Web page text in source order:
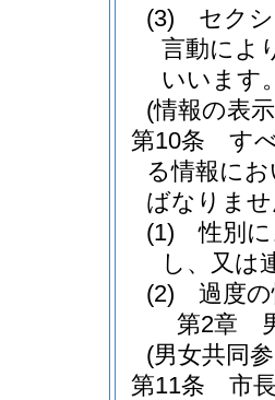
(3)
セク
言動によ
いいます
(情報の表
第10条
す
る情報に
ばなりま
(1)
性別
し、又は
(2)
過度
第2章
(男女共同
第11条
市